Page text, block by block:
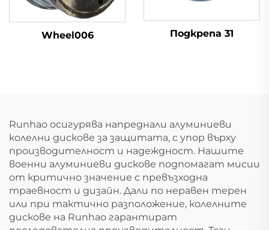
Wheel006 Подкрепа 31
Runhao осигурява напреднали алуминиеви
колелни дискове за защитата, с упор върху
производителност и надеждност. Нашите
военни алуминиеви дискове подпомагат мисии
от критично значение с превъзходна
траевност и дизайн. Дали по неравен терен
или при тактично разположение, колелните
дискове на Runhao гарантират